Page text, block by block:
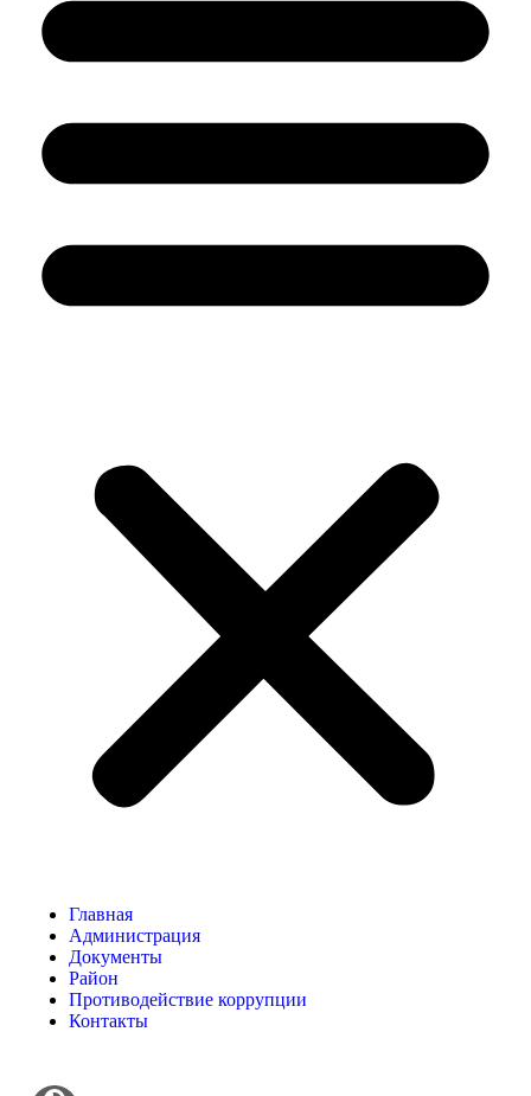
Главная
Администрация
Документы
Район
Противодействие коррупции
Контакты